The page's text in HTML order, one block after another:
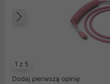
1 z 5
Poprzedni
Dodaj pierwszą opinię